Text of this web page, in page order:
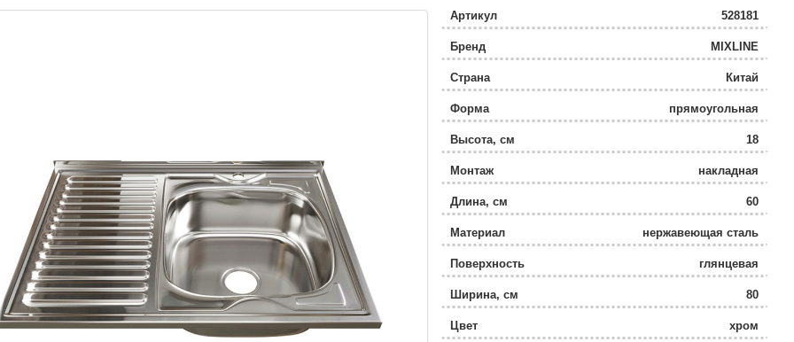
Артикул 528181
Бренд MIXLINE
Страна Китай
Форма прямоугольная
Высота, см 18
Монтаж накладная
Длина, см 60
Материал нержавеющая сталь
Поверхность глянцевая
Ширина, см 80
Цвет хром